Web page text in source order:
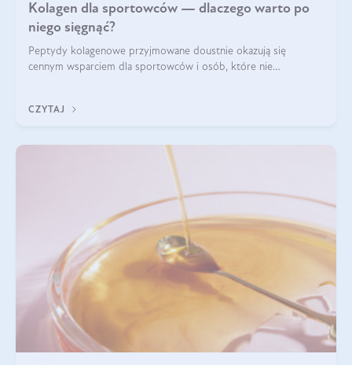
Kolagen dla sportowców — dlaczego warto po
niego sięgnąć?
Peptydy kolagenowe przyjmowane doustnie okazują się
cennym wsparciem dla sportowców i osób, które nie
CZYTAJ